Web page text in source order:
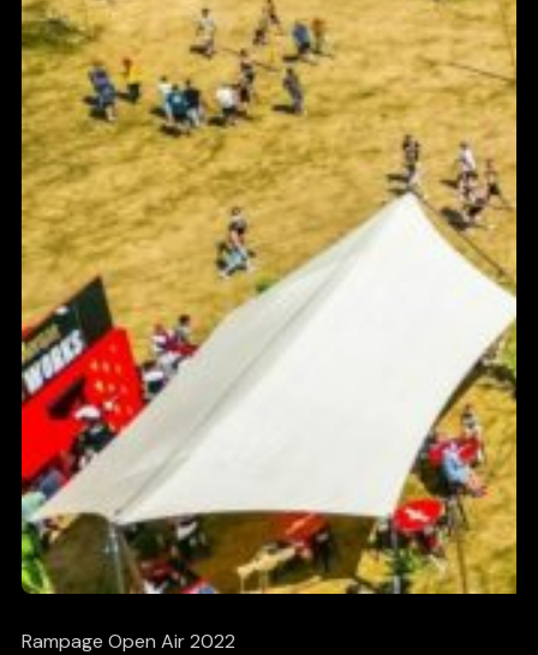
Rampage Open Air 2022